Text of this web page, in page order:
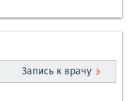
Запись к врачу